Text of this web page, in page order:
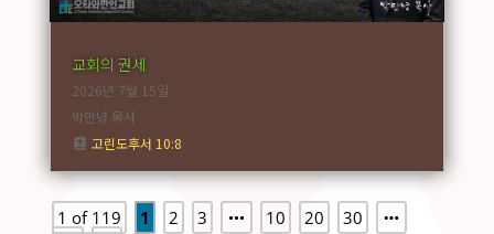
교회의 권세
2026년 7월 15일
박만녕 목사
고린도후서 10:8
1 of 119 1 2 3 10 20 30